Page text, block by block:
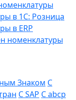
в 1С: Розница
в ERP
номенклатуры
Знаком С
С SAP С abcp